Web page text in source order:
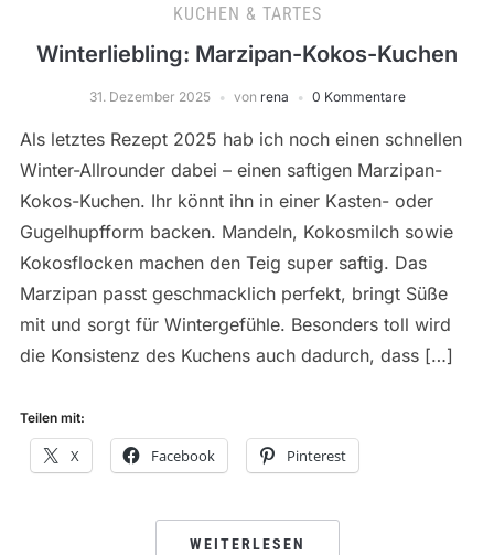
KUCHEN & TARTES
Winterliebling: Marzipan-Kokos-Kuchen
31. Dezember 2025 von rena 0 Kommentare
Als letztes Rezept 2025 hab ich noch einen schnellen
Winter-Allrounder dabei – einen saftigen Marzipan-
Kokos-Kuchen. Ihr könnt ihn in einer Kasten- oder
Gugelhupfform backen. Mandeln, Kokosmilch sowie
Kokosflocken machen den Teig super saftig. Das
Marzipan passt geschmacklich perfekt, bringt Süße
mit und sorgt für Wintergefühle. Besonders toll wird
die Konsistenz des Kuchens auch dadurch, dass […]
Teilen mit:
X Facebook Pinterest
WEITERLESEN